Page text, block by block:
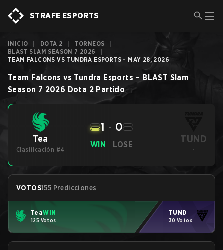
STRAFE ESPORTS
INICIO DOTA 2 TORNEOS
BLAST SLAM SEASON 7 2026
TEAM FALCONS VS TUNDRA ESPORTS - MAY 28, 2026
Team Falcons vs Tundra Esports – BLAST Slam
Season 7 2026 Dota 2 Partido
Tea
Clasificación #4
WIN
1 - 0
LOSE TUND
-
VOTOS155 Predicciones
TeaWIN
125 Votos
TUND
30 Votos